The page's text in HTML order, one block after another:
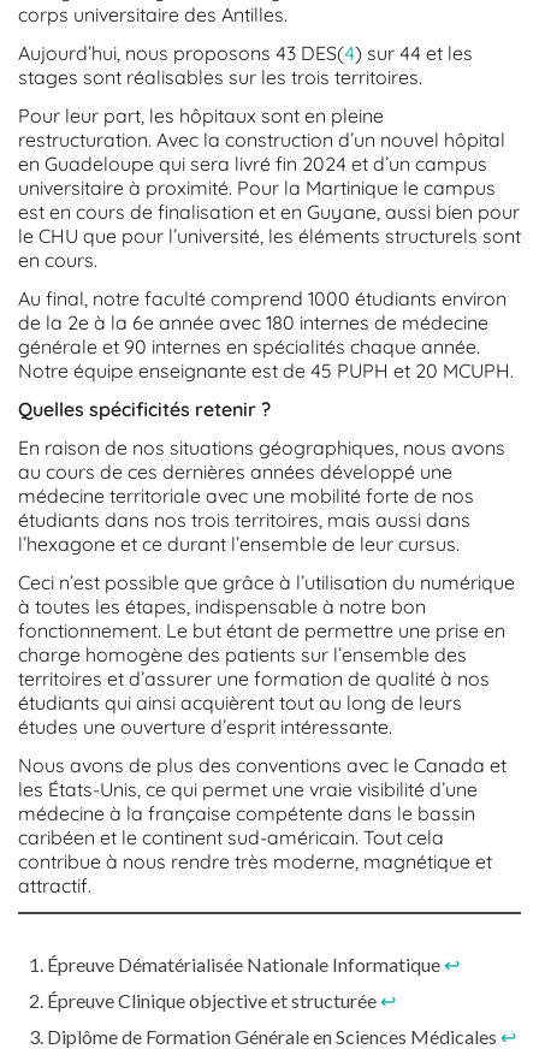
corps universitaire des Antilles.
Aujourd’hui, nous proposons 43 DES(4) sur 44 et les
stages sont réalisables sur les trois territoires.
Pour leur part, les hôpitaux sont en pleine
restructuration. Avec la construction d’un nouvel hôpital
en Guadeloupe qui sera livré fin 2024 et d’un campus
universitaire à proximité. Pour la Martinique le campus
est en cours de finalisation et en Guyane, aussi bien pour
le CHU que pour l’université, les éléments structurels sont
en cours.
Au final, notre faculté comprend 1000 étudiants environ
de la 2e à la 6e année avec 180 internes de médecine
générale et 90 internes en spécialités chaque année.
Notre équipe enseignante est de 45 PUPH et 20 MCUPH.
Quelles spécificités retenir ?
En raison de nos situations géographiques, nous avons
au cours de ces dernières années développé une
médecine territoriale avec une mobilité forte de nos
étudiants dans nos trois territoires, mais aussi dans
l’hexagone et ce durant l’ensemble de leur cursus.
Ceci n’est possible que grâce à l’utilisation du numérique
à toutes les étapes, indispensable à notre bon
fonctionnement. Le but étant de permettre une prise en
charge homogène des patients sur l’ensemble des
territoires et d’assurer une formation de qualité à nos
étudiants qui ainsi acquièrent tout au long de leurs
études une ouverture d’esprit intéressante.
Nous avons de plus des conventions avec le Canada et
les États-Unis, ce qui permet une vraie visibilité d’une
médecine à la française compétente dans le bassin
caribéen et le continent sud-américain. Tout cela
contribue à nous rendre très moderne, magnétique et
attractif.
Épreuve Dématérialisée Nationale Informatique↩︎
Épreuve Clinique objective et structurée↩︎
Diplôme de Formation Générale en Sciences Médicales ↩︎